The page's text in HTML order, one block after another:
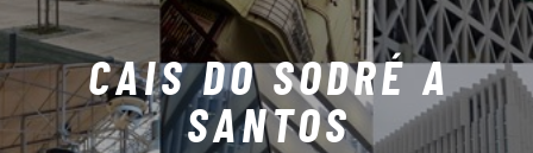
CAIS DO SODRÉ A
SANTOS